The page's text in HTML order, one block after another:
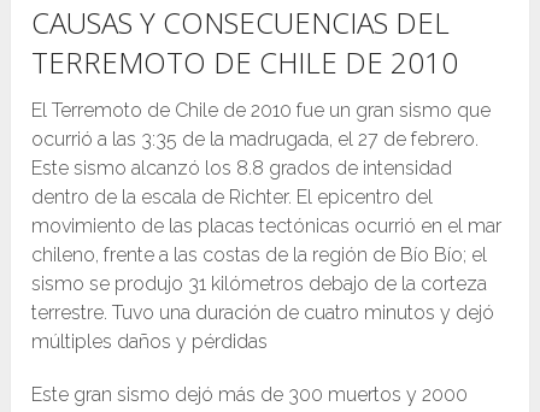
CAUSAS Y CONSECUENCIAS DEL
TERREMOTO DE CHILE DE 2010
El Terremoto de Chile de 2010 fue un gran sismo que
ocurrió a las 3:35 de la madrugada, el 27 de febrero.
Este sismo alcanzó los 8.8 grados de intensidad
dentro de la escala de Richter. El epicentro del
movimiento de las placas tectónicas ocurrió en el mar
chileno, frente a las costas de la región de Bío Bío; el
sismo se produjo 31 kilómetros debajo de la corteza
terrestre. Tuvo una duración de cuatro minutos y dejó
múltiples daños y pérdidas
Este gran sismo dejó más de 300 muertos y 2000